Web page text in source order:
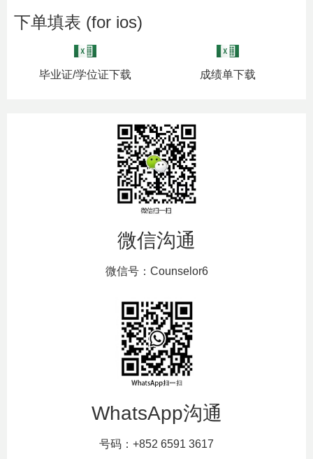
下单填表 (for ios)
毕业证/学位证下载 成绩单下载
微信沟通
微信号：Counselor6
WhatsApp沟通
号码：+852 6591 3617